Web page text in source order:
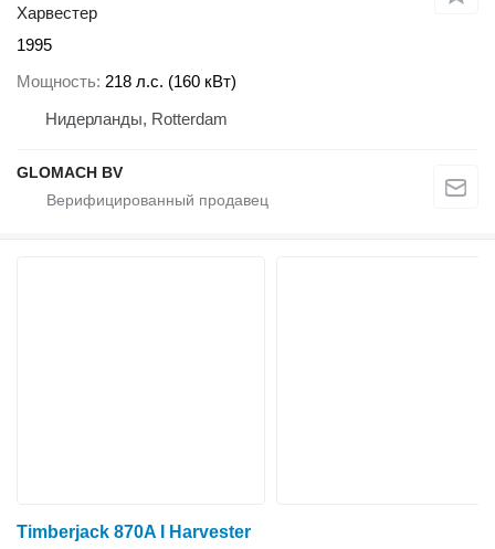
Харвестер
1995
Мощность 218 л.с. (160 кВт)
Нидерланды, Rotterdam
GLOMACH BV
Timberjack 870A I Harvester